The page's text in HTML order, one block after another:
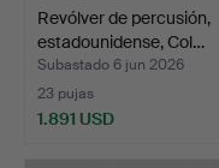
Revólver de percusión,
estadounidense, Col…
Subastado 6 jun 2026
23 pujas
1.891 USD